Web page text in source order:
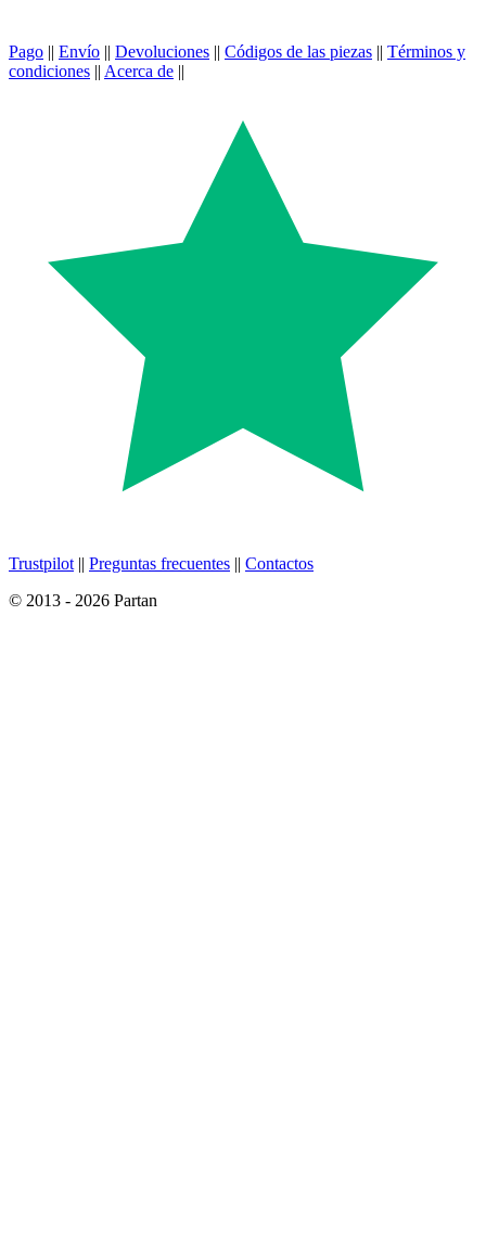
Pago || Envío || Devoluciones || Códigos de las piezas || Términos y
condiciones || Acerca de ||
Trustpilot || Preguntas frecuentes || Contactos
© 2013 - 2026 Partan